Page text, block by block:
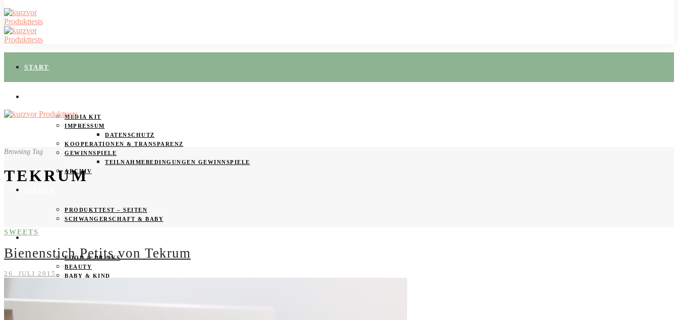
START
MEDIA KIT
IMPRESSUM
DATENSCHUTZ
KOOPERATIONEN & TRANSPARENZ
GEWINNSPIELE
TEILNAHMEBEDINGUNGEN GEWINNSPIELE
ARCHIV
PRODUKTTEST – SEITEN
SCHWANGERSCHAFT & BABY
PRODUKTTESTER GESUCHT
FOOD & DRINKS
BEAUTY
BABY & KIND
CASHBACK
Browsing Tag
TEKRUM
SWEETS
Bienenstich Petits von Tekrum
26. JULI 2015